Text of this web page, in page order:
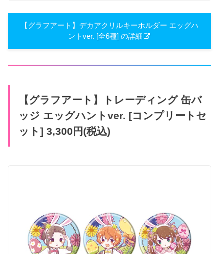
【グラフアート】デカアクリルキーホルダー エッグハ
ントver. [全6種] の詳細
【グラフアート】トレーディング 缶バ
ッジ エッグハントver. [コンプリートセ
ット] 3,300円(税込)